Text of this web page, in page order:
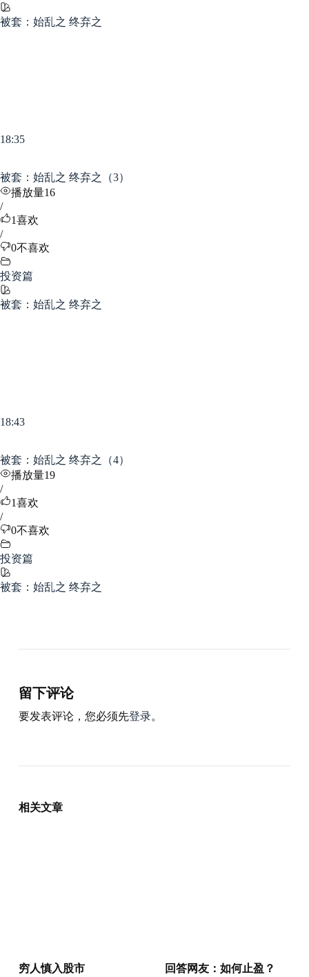
被套：始乱之 终弃之
18:35
被套：始乱之 终弃之（3）
播放量16
/
1喜欢
/
0不喜欢
投资篇
被套：始乱之 终弃之
18:43
被套：始乱之 终弃之（4）
播放量19
/
1喜欢
/
0不喜欢
投资篇
被套：始乱之 终弃之
留下评论
要发表评论，您必须先登录。
相关文章
穷人慎入股市
回答网友：如何止盈？